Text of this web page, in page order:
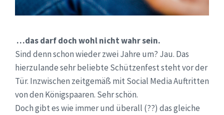
…das darf doch wohl nicht wahr sein.
Sind denn schon wieder zwei Jahre um? Jau. Das
hierzulande sehr beliebte Schützenfest steht vor der
Tür. Inzwischen zeitgemäß mit Social Media Auftritten
von den Königspaaren. Sehr schön.
Doch gibt es wie immer und überall (??) das gleiche